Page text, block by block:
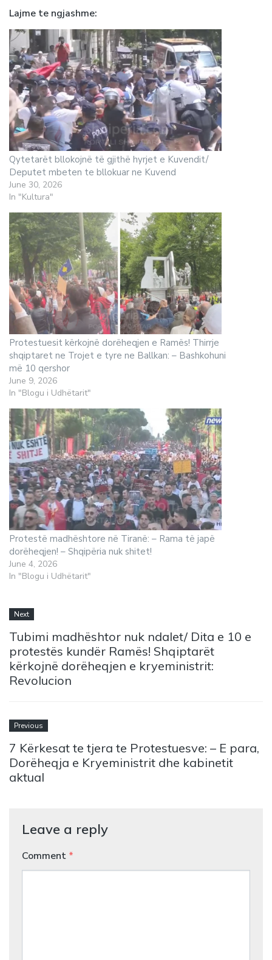
Lajme te ngjashme
Qytetarët bllokojnë të gjithë hyrjet e Kuvendit/
Deputet mbeten te bllokuar ne Kuvend
June 30, 2026
In "Kultura"
Protestuesit kërkojnë dorëheqjen e Ramës! Thirrje
shqiptaret ne Trojet e tyre ne Ballkan: – Bashkohuni
më 10 qershor
June 9, 2026
In "Blogu i Udhëtarit"
Protestë madhështore në Tiranë: – Rama të japë
dorëheqjen! – Shqipëria nuk shitet!
June 4, 2026
In "Blogu i Udhëtarit"
Next
Tubimi madhështor nuk ndalet/ Dita e 10 e
protestës kundër Ramës! Shqiptarët
kërkojnë dorëheqjen e kryeministrit:
Revolucion
Previous
7 Kërkesat te tjera te Protestuesve: – E para,
Dorëheqja e Kryeministrit dhe kabinetit
aktual
Leave a reply
Comment *